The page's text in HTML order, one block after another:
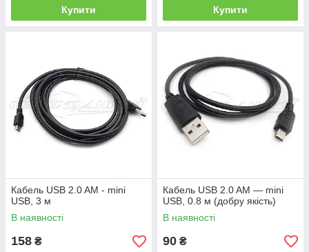
Купити Купити
Кабель USB 2.0 AM - mini
USB, 3 м
В наявності
158 ₴
Кабель USB 2.0 AM — mini
USB, 0.8 м (добру якість)
В наявності
90 ₴